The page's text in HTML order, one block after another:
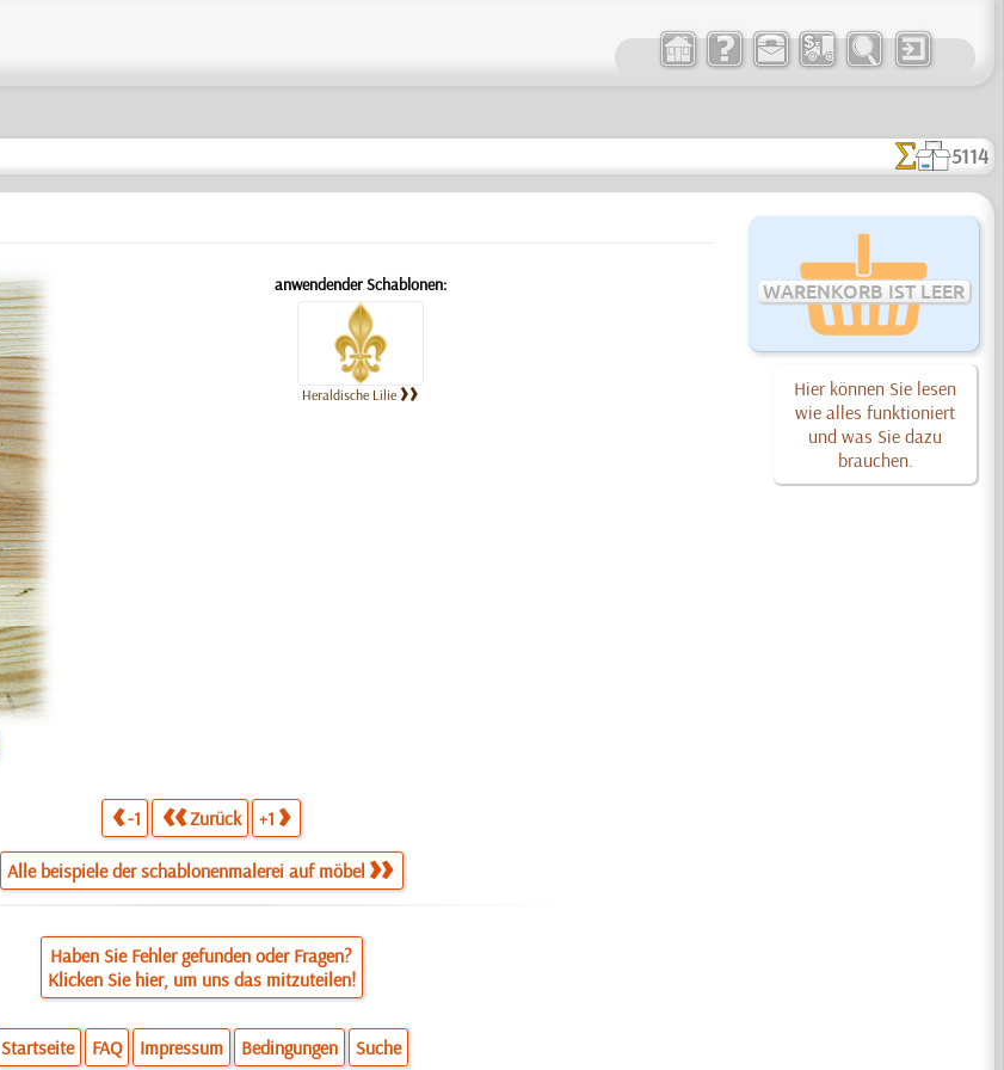
5114
WARENKORB IST LEER
Hier können Sie lesen
wie alles funktioniert
und was Sie dazu
brauchen.
anwendender Schablonen:
Heraldische Lilie
-1 Zurück +1
Alle beispiele der schablonenmalerei auf möbel
Haben Sie Fehler gefunden oder Fragen?
Klicken Sie hier, um uns das mitzuteilen!
Startseite FAQ Impressum Bedingungen Suche